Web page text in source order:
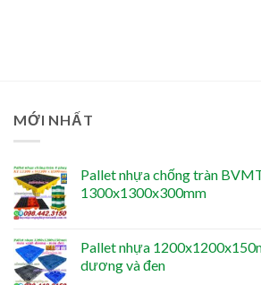
MỚI NHẤT
Pallet nhựa chống tràn
1300x1300x300mm
Pallet nhựa
dương và đen